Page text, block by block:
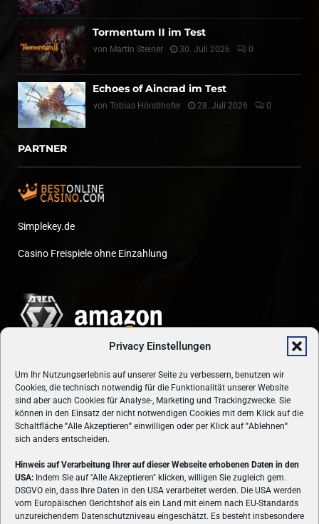
Privacy Einstellungen
Um Ihr Nutzungserlebnis auf unserer Seite zu verbessern, benutzen wir
Cookies, die technisch notwendig für die Funktionalität unserer Website
sind aber auch Cookies für Analyse-, Marketing und Trackingzwecke. Sie
können in den Einsatz der nicht notwendigen Cookies mit dem Klick auf die
Schaltfläche "Alle Akzeptieren" einwilligen oder per Klick auf"Ablehnen"
sich anders entscheiden.
Hinweis auf Verarbeitung Ihrer auf dieser Webseite erhobenen Daten in den
USA: Indem Sie auf "Alle Akzeptieren" klicken, willigen Sie zugleich gem.
DSGVO ein, dass Ihre Daten in den USA verarbeitet werden. Die USA werden
vom Europäischen Gerichtshof als ein Land mit einem nach EU-Standards
unzureichendem Datenschutzniveau eingeschätzt. Es besteht insbesondere
Tormentum II im Test
von Martin Steiner 30. Juli 2026 0
Echoes of Aincrad im Test
von Tobias Hörstlhofer 28. Juli 2026 0
PARTNER
Simplekey.de
Casino Freispiele ohne Einzahlung
ÜBER UNS
VON GAMERN, FÜR GAMER! Gamers.at ist das älteste Online-